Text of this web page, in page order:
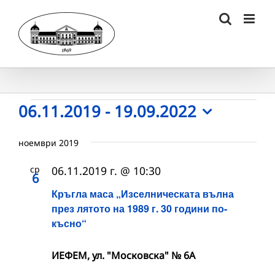
content
Събития
06.11.2019 - 19.09.2022
date.
ноември 2019
ср
6
Кръгла маса „Изселническата вълна
през лятото на 1989 г. 30 години по-
късно“
06.11.2019 г. @ 10:30
ИЕФЕМ, ул. "Московска" № 6А